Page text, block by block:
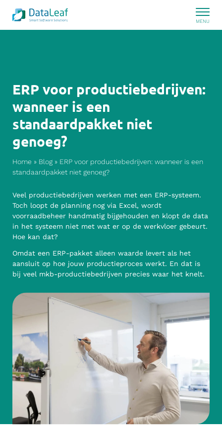
ERP voor productiebedrijven:
wanneer is een
standaardpakket niet
genoeg?
Home » Blog » ERP voor productiebedrijven: wanneer is een
standaardpakket niet genoeg?
Veel productiebedrijven werken met een ERP-systeem.
Toch loopt de planning nog via Excel, wordt
voorraadbeheer handmatig bijgehouden en klopt de data
in het systeem niet met wat er op de werkvloer gebeurt.
Hoe kan dat?
Omdat een ERP-pakket alleen waarde levert als het
aansluit op hoe jouw productieproces werkt. En dat is
bij veel mkb-productiebedrijven precies waar het knelt.